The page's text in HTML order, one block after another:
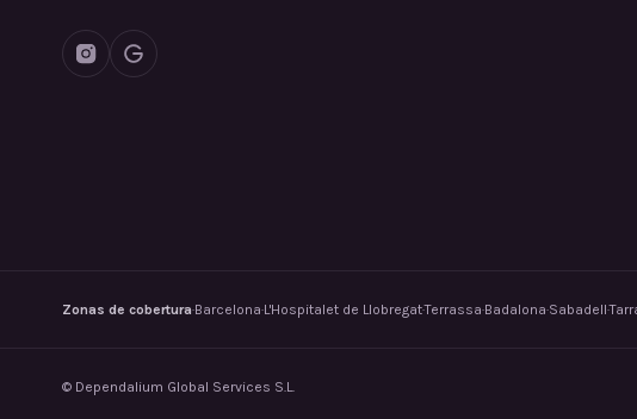
Zonas de cobertura·Barcelona·L'Hospitalet de Llobregat·Terrassa·Badalona·Sabadell·
© Dependalium Global Services S.L.